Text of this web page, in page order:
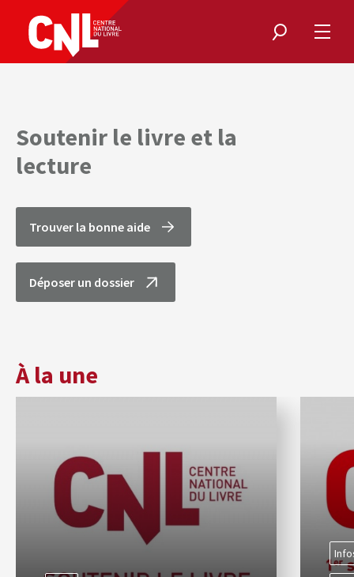
Rechercher
le
Soutenir le livre et la
lecture
Trouver la bonne aide
Déposer un dossier
À la une